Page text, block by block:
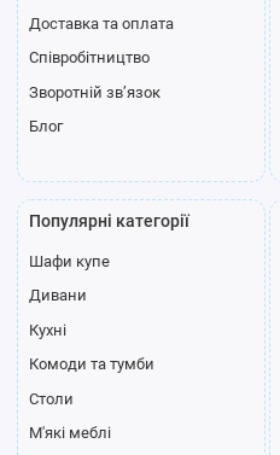
Доставка та оплата
Співробітництво
Зворотній зв’язок
Блог
Популярні категорії
Шафи купе
Дивани
Кухні
Комоди та тумби
Столи
М'які меблі